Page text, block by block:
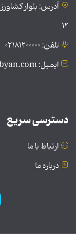
آدرس: بلوار
۱۲
تلفن: ۰۲۱۸۱۲۰۰۰۰۰
ایمیل: public@tebyan.com
دسترسی سریع
ارتباط با ما
درباره ما